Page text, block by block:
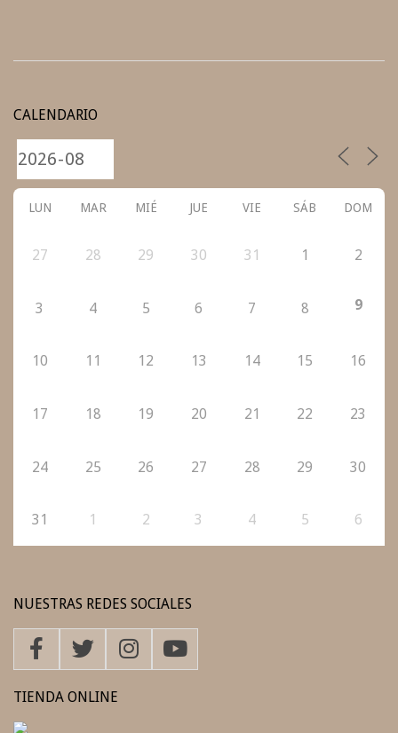
01
CALENDARIO
LUN MAR MIÉ JUE VIE SÁB DOM
27 28 29 30 31 1 2
3 4 5 6 7 8 9
10 11 12 13 14 15 16
17 18 19 20 21 22 23
24 25 26 27 28 29 30
31 1 2 3 4 5 6
NUESTRAS REDES SOCIALES
TIENDA ONLINE